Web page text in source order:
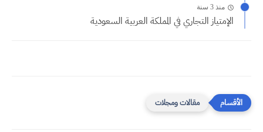
منذ 3 سنة
الإمتياز التجاري في المملكة العربية السعودية
مقالات ومجلات